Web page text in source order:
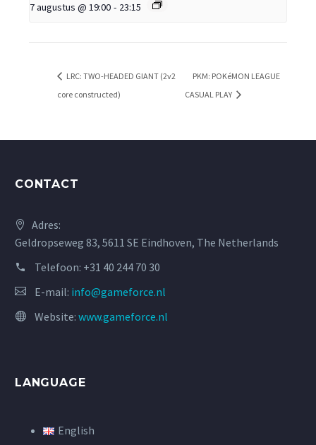
7 augustus @ 19:00 - 23:15
LRC: TWO-HEADED GIANT (2v2
core constructed)
PKM: POKéMON LEAGUE
CASUAL PLAY
CONTACT
Adres:
Geldropseweg 83, 5611 SE Eindhoven, The Netherlands
Telefoon: +31 40 244 70 30
E-mail: info@gameforce.nl
Website: www.gameforce.nl
LANGUAGE
English